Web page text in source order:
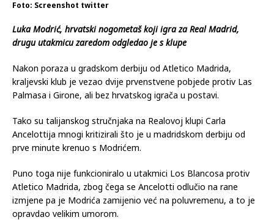
Foto: Screenshot twitter
Luka Modrić, hrvatski nogometaš koji igra za Real Madrid,
drugu utakmicu zaredom odgledao je s klupe
Nakon poraza u gradskom derbiju od Atletico Madrida,
kraljevski klub je vezao dvije prvenstvene pobjede protiv Las
Palmasa i Girone, ali bez hrvatskog igrača u postavi.
Tako su talijanskog stručnjaka na Realovoj klupi Carla
Ancelottija mnogi kritizirali što je u madridskom derbiju od
prve minute krenuo s Modrićem.
Puno toga nije funkcioniralo u utakmici Los Blancosa protiv
Atletico Madrida, zbog čega se Ancelotti odlučio na rane
izmjene pa je Modrića zamijenio već na poluvremenu, a to je
opravdao velikim umorom.